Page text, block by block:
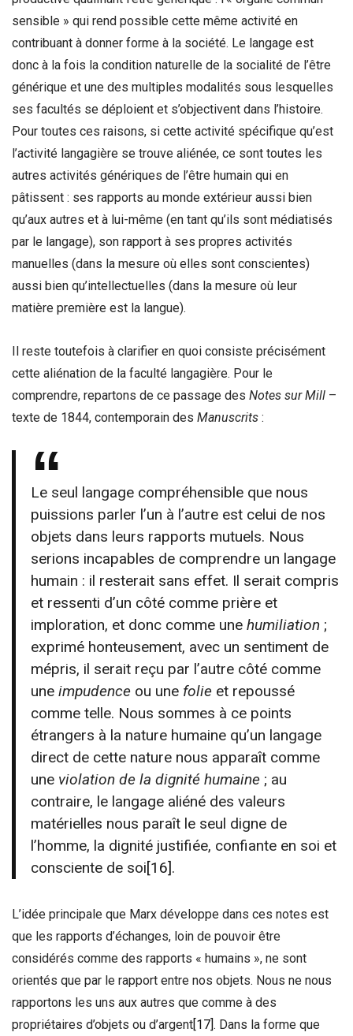
sensible » qui rend possible cette même activité en
contribuant à donner forme à la société. Le langage est
donc à la fois la condition naturelle de la socialité de l’être
générique et une des multiples modalités sous lesquelles
ses facultés se déploient et s’objectivent dans l’histoire.
Pour toutes ces raisons, si cette activité spécifique qu’est
l’activité langagière se trouve aliénée, ce sont toutes les
autres activités génériques de l’être humain qui en
pâtissent : ses rapports au monde extérieur aussi bien
qu’aux autres et à lui-même (en tant qu’ils sont médiatisés
par le langage), son rapport à ses propres activités
manuelles (dans la mesure où elles sont conscientes)
aussi bien qu’intellectuelles (dans la mesure où leur
matière première est la langue).
Il reste toutefois à clarifier en quoi consiste précisément
cette aliénation de la faculté langagière. Pour le
comprendre, repartons de ce passage des Notes sur Mill –
texte de 1844, contemporain des Manuscrits :
Le seul langage compréhensible que nous
puissions parler l’un à l’autre est celui de nos
objets dans leurs rapports mutuels. Nous
serions incapables de comprendre un langage
humain : il resterait sans effet. Il serait compris
et ressenti d’un côté comme prière et
imploration, et donc comme unehumiliation ;
exprimé honteusement, avec un sentiment de
mépris, il serait reçu par l’autre côté comme
uneimpudence ou une folie et repoussé
comme telle. Nous sommes à ce points
étrangers à la nature humaine qu’un langage
direct de cette nature nous apparaît comme
une violation de la dignité humaine ; au
contraire, le langage aliéné des valeurs
matérielles nous paraît le seul digne de
l’homme, la dignité justifiée, confiante en soi et
consciente de soi[16].
L’idée principale que Marx développe dans ces notes est
que les rapports d’échanges, loin de pouvoir être
considérés comme des rapports « humains », ne sont
orientés que par le rapport entre nos objets. Nous ne nous
rapportons les uns aux autres que comme à des
propriétaires d’objets ou d’argent[17]. Dans la forme que